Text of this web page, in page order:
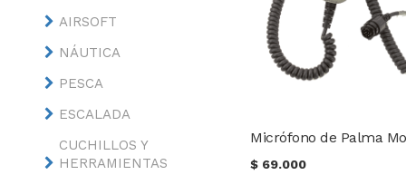
AIRSOFT
NÁUTICA
PESCA
ESCALADA
CUCHILLOS Y
HERRAMIENTAS
$ 69.000